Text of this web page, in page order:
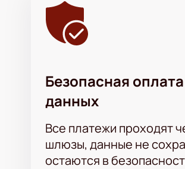
Безопасная
данных
Все платежи проходят
шлюзы, данные не
остаются в